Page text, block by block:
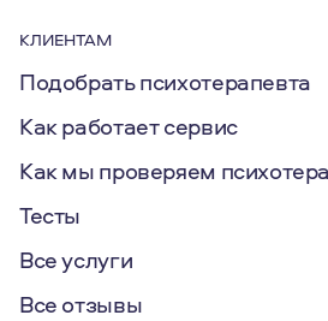
КЛИЕНТАМ
Подобрать психотерапевта
Как работает сервис
Как мы проверяем
Тесты
Все услуги
Все отзывы